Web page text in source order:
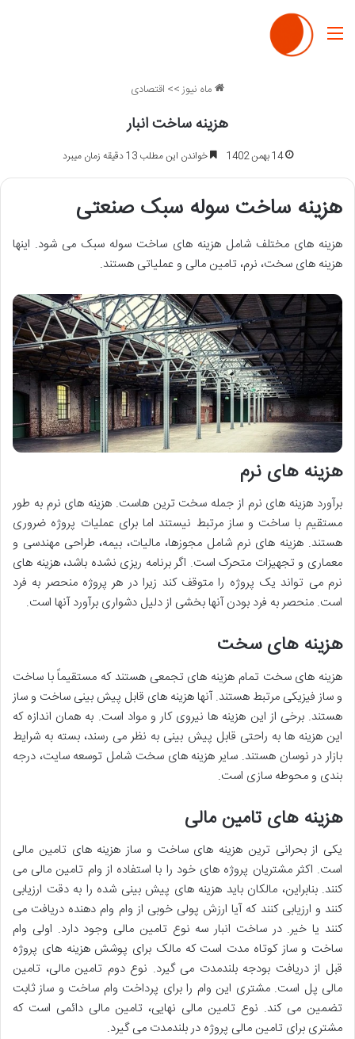
منو
ماه نیوز>> اقتصادی
هزینه ساخت انبار
14 بهمن 1402 خواندن این مطلب 13 دقیقه زمان میبرد
هزینه ساخت سوله سبک صنعتی
هزینه های مختلف شامل هزینه های ساخت سوله سبک می شود. اینها
هزینه های سخت، نرم، تامین مالی و عملیاتی هستند.
هزینه های نرم
برآورد هزینه های نرم از جمله سخت ترین هاست. هزینه های نرم به طور
مستقیم با ساخت و ساز مرتبط نیستند اما برای عملیات پروژه ضروری
هستند. هزینه های نرم شامل مجوزها، مالیات، بیمه، طراحی مهندسی و
معماری و تجهیزات متحرک است. اگر برنامه ریزی نشده باشد، هزینه های
نرم می تواند یک پروژه را متوقف کند زیرا در هر پروژه منحصر به فرد
است. منحصر به فرد بودن آنها بخشی از دلیل دشواری برآورد آنها است.
هزینه های سخت
هزینه های سخت تمام هزینه های تجمعی هستند که مستقیماً با ساخت
و ساز فیزیکی مرتبط هستند. آنها هزینه های قابل پیش بینی ساخت و ساز
هستند. برخی از این هزینه ها نیروی کار و مواد است. به همان اندازه که
این هزینه ها به راحتی قابل پیش بینی به نظر می رسند، بسته به شرایط
بازار در نوسان هستند. سایر هزینه های سخت شامل توسعه سایت، درجه
بندی و محوطه سازی است.
هزینه های تامین مالی
یکی از بحرانی ترین هزینه های ساخت و ساز هزینه های تامین مالی
است. اکثر مشتریان پروژه های خود را با استفاده از وام تامین مالی می
کنند. بنابراین، مالکان باید هزینه های پیش بینی شده را به دقت ارزیابی
کنند و ارزیابی کنند که آیا ارزش پولی خوبی از وام وام دهنده دریافت می
کنند یا خیر. در ساخت انبار سه نوع تامین مالی وجود دارد. اولی وام
ساخت و ساز کوتاه مدت است که مالک برای پوشش هزینه های پروژه
قبل از دریافت بودجه بلندمدت می گیرد. نوع دوم تامین مالی، تامین
مالی پل است. مشتری این وام را برای پرداخت وام ساخت و ساز ثابت
تضمین می کند. نوع تامین مالی نهایی، تامین مالی دائمی است که
مشتری برای تامین مالی پروژه در بلندمدت می گیرد.